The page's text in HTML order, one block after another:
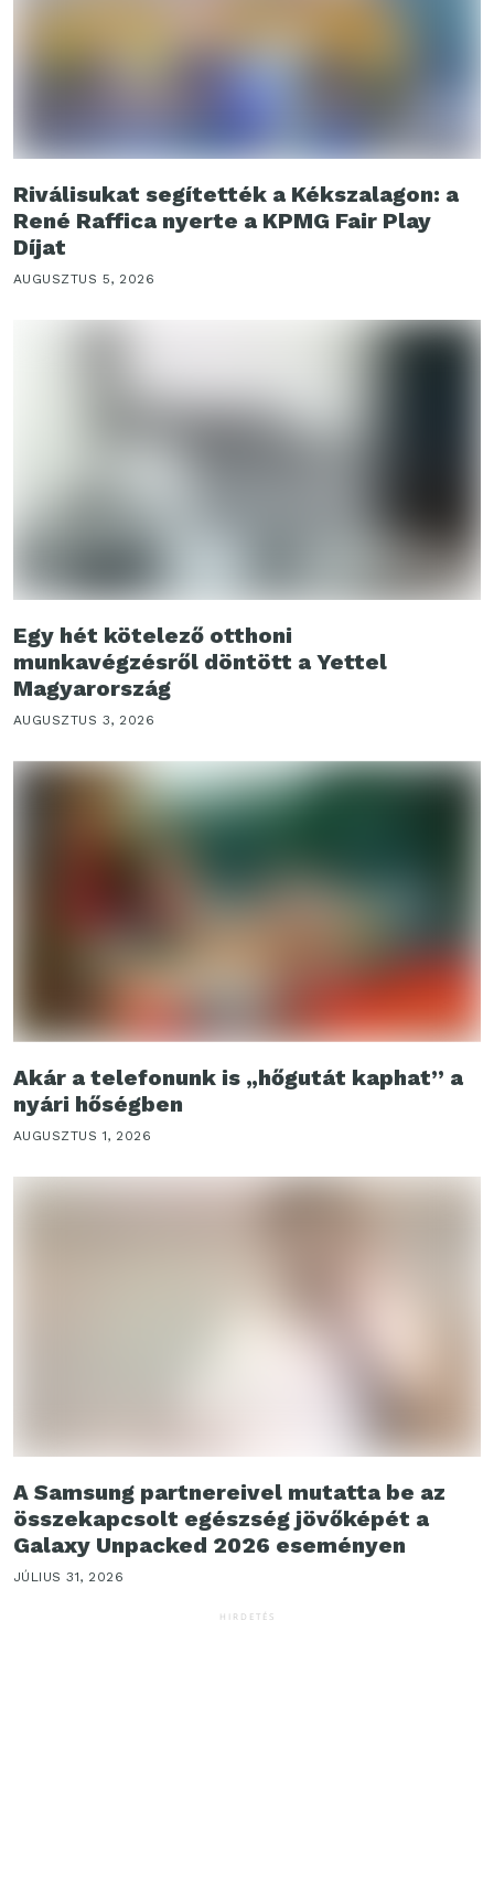
Riválisukat segítették a Kékszalagon: a
René Raffica nyerte a KPMG Fair Play
Díjat
AUGUSZTUS 5, 2026
Egy hét kötelező otthoni
munkavégzésről döntött a Yettel
Magyarország
AUGUSZTUS 3, 2026
Akár a telefonunk is „hőgutát kaphat” a
nyári hőségben
AUGUSZTUS 1, 2026
A Samsung partnereivel mutatta be az
összekapcsolt egészség jövőképét a
Galaxy Unpacked 2026 eseményen
JÚLIUS 31, 2026
HIRDETÉS